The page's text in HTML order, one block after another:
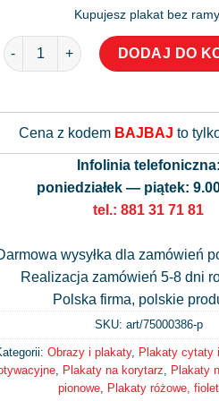
Kupujesz plakat bez ramy.
ilość Plakat zawsze wydaje się, że
DODAJ DO
Cena z kodem BAJBAJ to
Infolinia telefoniczna:
poniedziałek — piątek:
tel.: 881 31 71 81
wysyłka dla zamówień
Realizacja zamówień 5-8 dni
Polska firma, polskie
SKU: art/75000386-p
Obrazy i plakaty, Plakaty cytaty
Plakaty na korytarz Plakaty
pionowe, Plakaty różowe,